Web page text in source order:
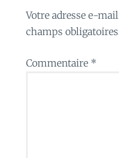
Votre adresse e-
champs
Commentaire *